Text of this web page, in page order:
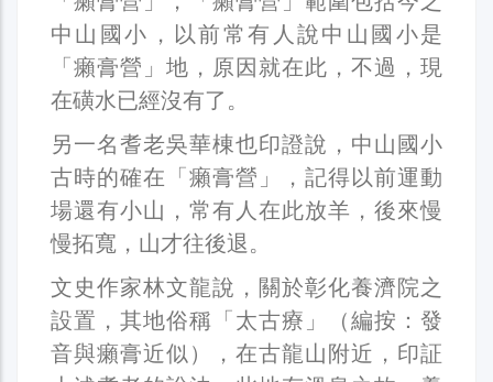
中山國小，以前常有人說中山國小是
「癩膏營」地，原因就在此，不過，現
在磺水已經沒有了。
另一名耆老吳華棟也印證說，中山國小
古時的確在「癩膏營」，記得以前運動
場還有小山，常有人在此放羊，後來慢
慢拓寬，山才往後退。
文史作家林文龍說，關於彰化養濟院之
設置，其地俗稱「太古療」（編按：發
音與癩膏近似），在古龍山附近，印証